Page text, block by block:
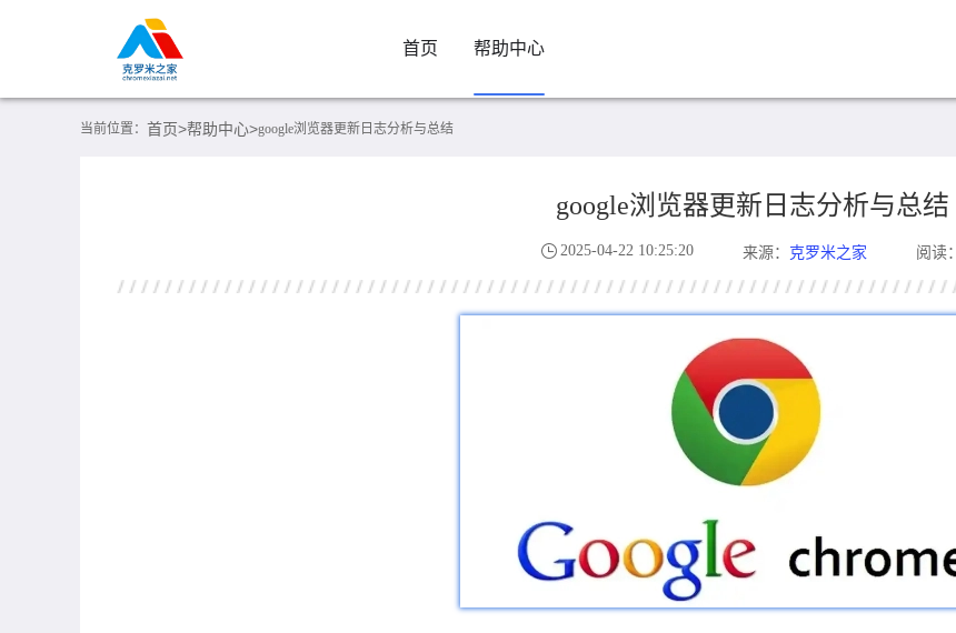
首页 帮助中心
当前位置： 首页>帮助中心>google浏览器更新日志分析与总结
google浏览器更新日志分析与总结
2025-04-22 10:25:20 来源： 克罗米之家 阅读：